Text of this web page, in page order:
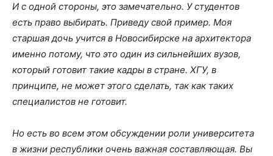
И с одной стороны, это замечательно. У студентов
есть право выбирать. Приведу свой пример. Моя
старшая дочь учится в Новосибирске на архитектора
именно потому, что это один из сильнейших вузов,
который готовит такие кадры в стране. ХГУ, в
принципе, не может этого сделать, так как таких
специалистов не готовит.
Но есть во всем этом обсуждении роли университета
в жизни республики очень важная составляющая. Вы